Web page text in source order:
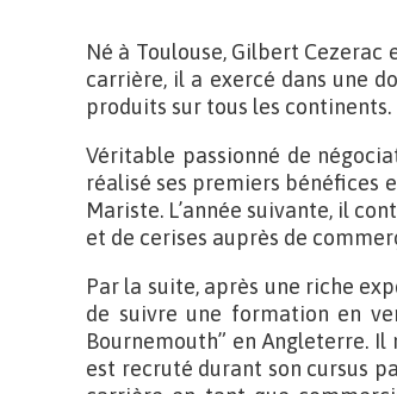
Né à Toulouse, Gilbert Cezerac
carrière, il a exercé dans une
produits sur tous les continents.
Véritable passionné de
réalisé ses premiers bénéfices
Mariste. L’année suivante, il
et de cerises auprès de
Par la suite, après une riche
de suivre une formation en
Bournemouth” en Angleterre. Il
est recruté durant son cursus